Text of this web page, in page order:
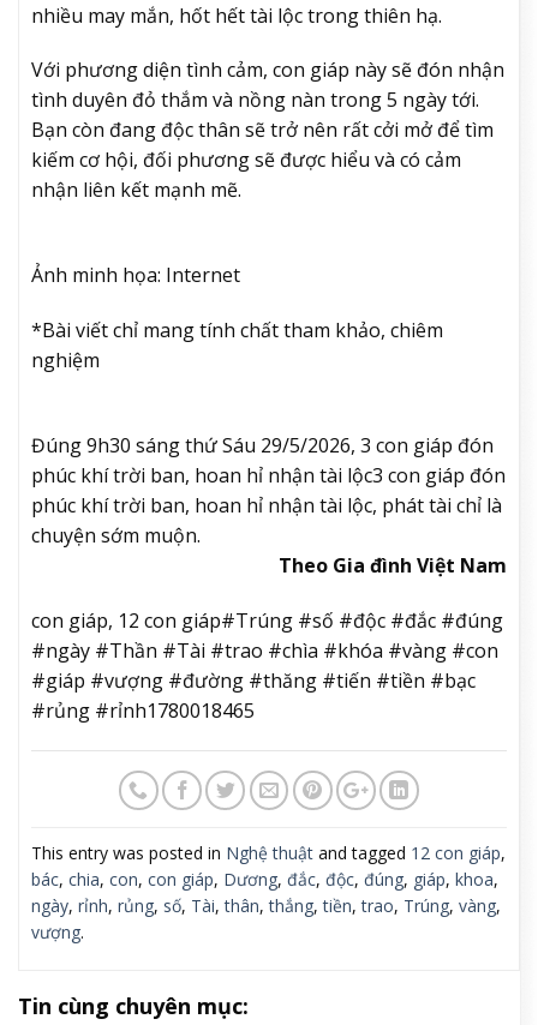
nhiều may mắn, hốt hết tài lộc trong thiên hạ.
Với phương diện tình cảm, con giáp này sẽ đón nhận
tình duyên đỏ thắm và nồng nàn trong 5 ngày tới.
Bạn còn đang độc thân sẽ trở nên rất cởi mở để tìm
kiếm cơ hội, đối phương sẽ được hiểu và có cảm
nhận liên kết mạnh mẽ.
Ảnh minh họa: Internet
*Bài viết chỉ mang tính chất tham khảo, chiêm
nghiệm
Đúng 9h30 sáng thứ Sáu 29/5/2026, 3 con giáp đón
phúc khí trời ban, hoan hỉ nhận tài lộc3 con giáp đón
phúc khí trời ban, hoan hỉ nhận tài lộc, phát tài chỉ là
chuyện sớm muộn.
Theo Gia đình Việt Nam
con giáp, 12 con giáp#Trúng #số #độc #đắc #đúng
#ngày #Thần #Tài #trao #chìa #khóa #vàng #con
#giáp #vượng #đường #thăng #tiến #tiền #bạc
#rủng #rỉnh1780018465
This entry was posted in Nghệ thuật and tagged 12 con giáp,
bác, chia, con, con giáp, Dương, đắc, độc, đúng, giáp, khoa,
ngày, rỉnh, rủng, số, Tài,thân,thắng,tiền,trao, Trúng, vàng,
vượng.
Tin cùng chuyên mục: